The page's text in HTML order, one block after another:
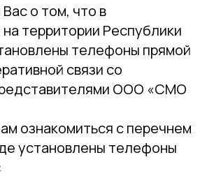
о том, что в
территории Республики
телефоны прямой
связи со
ООО «СМО
ознакомиться с перечнем
установлены телефоны